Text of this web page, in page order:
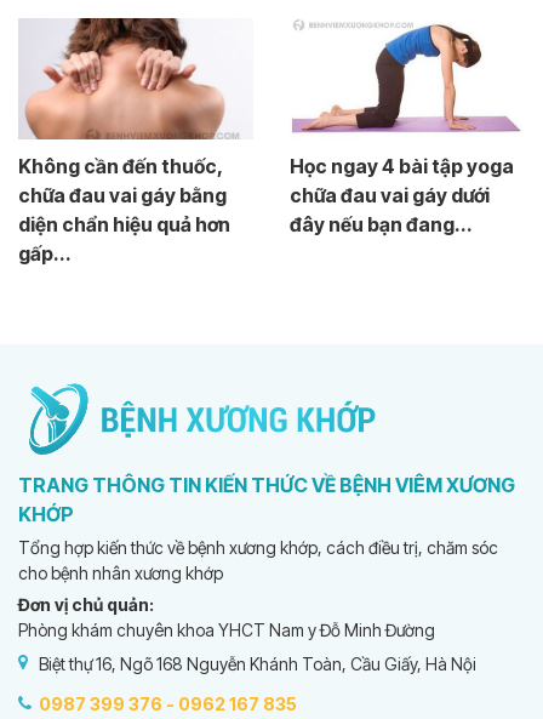
Không cần đến thuốc,
chữa đau vai gáy bằng
diện chẩn hiệu quả hơn
gấp...
Học ngay 4 bài tập yoga
chữa đau vai gáy dưới
đây nếu bạn đang...
TRANG THÔNG TIN KIẾN THỨC VỀ BỆNH VIÊM XƯƠNG
KHỚP
Tổng hợp kiến thức về bệnh xương khớp, cách điều trị, chăm sóc
cho bệnh nhân xương khớp
Đơn vị chủ quản:
Phòng khám chuyên khoa YHCT Nam y Đỗ Minh Đường
Biệt thự 16, Ngõ 168 Nguyễn Khánh Toàn, Cầu Giấy, Hà Nội
0987 399 376 - 0962 167 835